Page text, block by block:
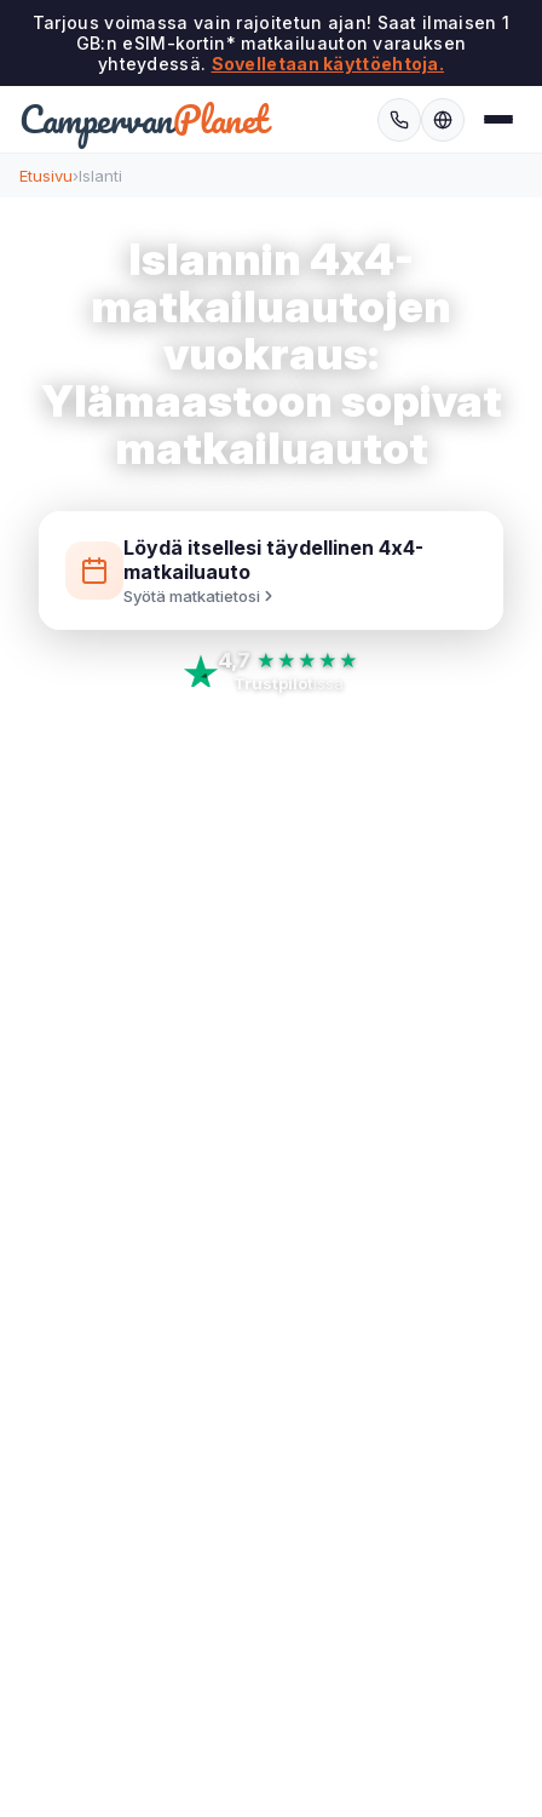
Tarjous voimassa vain rajoitetun ajan! Saat ilmaisen 1
GB:n eSIM-kortin* matkailuauton varauksen
yhteydessä. Sovelletaan käyttöehtoja.
CampervanPlanet
Etusivu›Islanti
Islannin 4x4-
matkailuautojen
vuokraus:
Ylämaastoon sopivat
matkailuautot
Löydä itsellesi täydellinen 4x4-
matkailuauto
Syötä matkatietosi
4,7 ★★★★★
Trustpilotissa